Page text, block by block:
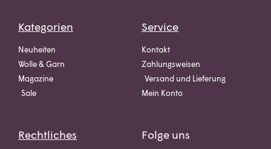
Kategorien
Neuheiten
Wolle & Garn
Magazine
Sale
Service
Kontakt
Zahlungsweisen
Versand und Lieferung
Mein Konto
Rechtliches Folge uns